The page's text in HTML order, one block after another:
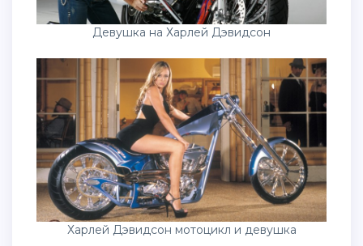
Девушка на Харлей Дэвидсон
Харлей Дэвидсон мотоцикл и девушка